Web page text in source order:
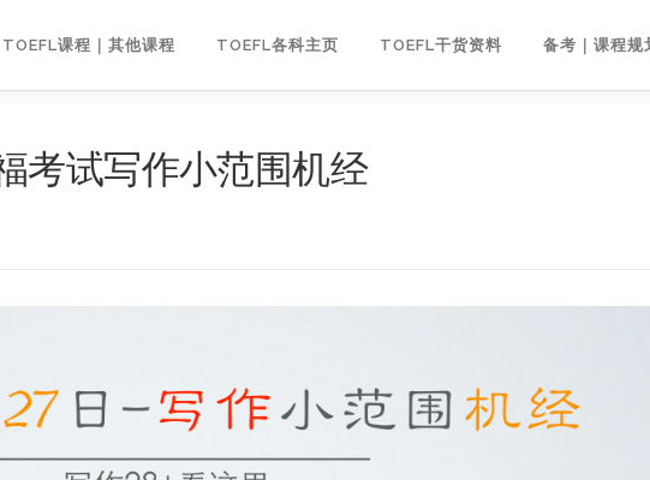
TOEFL课程｜其他课程 TOEFL各科主页 TOEFL干货资料 备考｜课程规
考试写作小范围机经